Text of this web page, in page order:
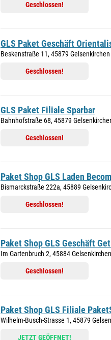
Geschlossen!
GLS Paket Geschäft
Beskenstraße 11, 45879 Gelsenkirchen
Geschlossen!
GLS Paket Filiale Sparbar
Bahnhofstraße 68, 45879
Geschlossen!
Paket Shop GLS Laden
Bismarckstraße 222a, 45889
Geschlossen!
Paket Shop GLS Geschäft
Im Gartenbruch 2, 45884 Gelsenkirchen
Geschlossen!
Paket Shop GLS Filiale
Wilhelm-Busch-Strasse 1, 45879
JETZT GEÖFFNET!